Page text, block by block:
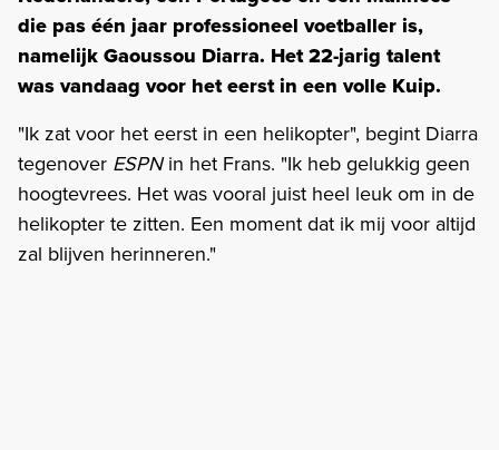
die pas één jaar professioneel voetballer is,
namelijk Gaoussou Diarra. Het 22-jarig talent
was vandaag voor het eerst in een volle Kuip.
"Ik zat voor het eerst in een helikopter", begint Diarra
tegenover ESPNin het Frans. "Ik heb gelukkig geen
hoogtevrees. Het was vooral juist heel leuk om in de
helikopter te zitten. Een moment dat ik mij voor altijd
zal blijven herinneren."